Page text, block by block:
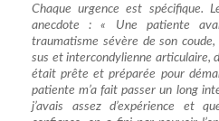
Chaque urgence est spécifique.
anecdote : « Une patiente
traumatisme sévère de son coude,
sus et intercondylienne articulaire,
était prête et préparée pour
patiente m’a fait passer un long
j’avais assez d’expérience et